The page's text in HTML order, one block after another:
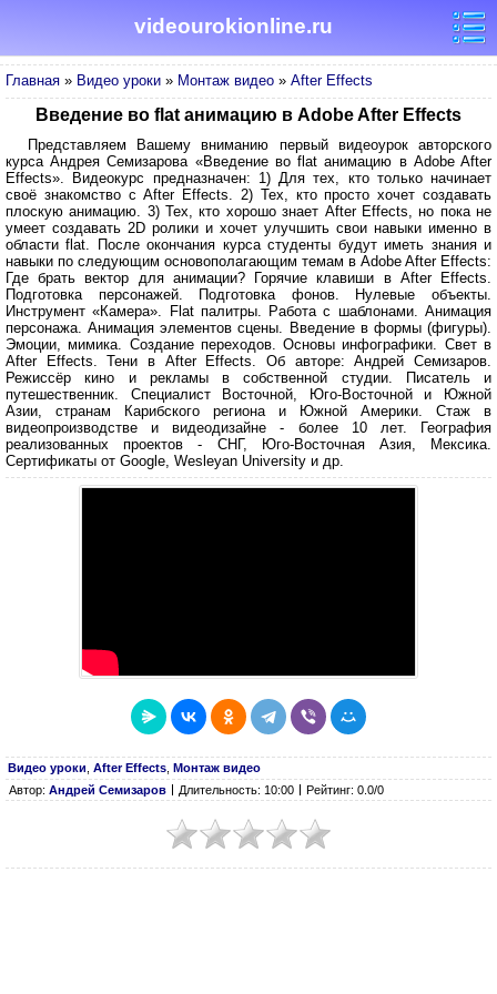
videourokionline.ru
Главная » Видео уроки » Монтаж видео » After Effects
Введение во flat анимацию в Adobe After Effects
Представляем Вашему вниманию первый видеоурок авторского
курса Андрея Семизарова «Введение во flat анимацию в Adobe After
Effects». Видеокурс предназначен: 1) Для тех, кто только начинает
своё знакомство с After Effects. 2) Тех, кто просто хочет создавать
плоскую анимацию. 3) Тех, кто хорошо знает After Effects, но пока не
умеет создавать 2D ролики и хочет улучшить свои навыки именно в
области flat. После окончания курса студенты будут иметь знания и
навыки по следующим основополагающим темам в Adobe After Effects:
Где брать вектор для анимации? Горячие клавиши в After Effects.
Подготовка персонажей. Подготовка фонов. Нулевые объекты.
Инструмент «Камера». Flat палитры. Работа с шаблонами. Анимация
персонажа. Анимация элементов сцены. Введение в формы (фигуры).
Эмоции, мимика. Создание переходов. Основы инфографики. Свет в
After Effects. Тени в After Effects. Об авторе: Андрей Семизаров.
Режиссёр кино и рекламы в собственной студии. Писатель и
путешественник. Специалист Восточной, Юго-Восточной и Южной
Азии, странам Карибского региона и Южной Америки. Стаж в
видеопроизводстве и видеодизайне - более 10 лет. География
реализованных проектов - СНГ, Юго-Восточная Азия, Мексика.
Сертификаты от Google, Wesleyan University и др.
Видео уроки After Effects Монтаж видео
Автор: Андрей Семизаров Длительность: 10:00 Рейтинг: 0.0/0